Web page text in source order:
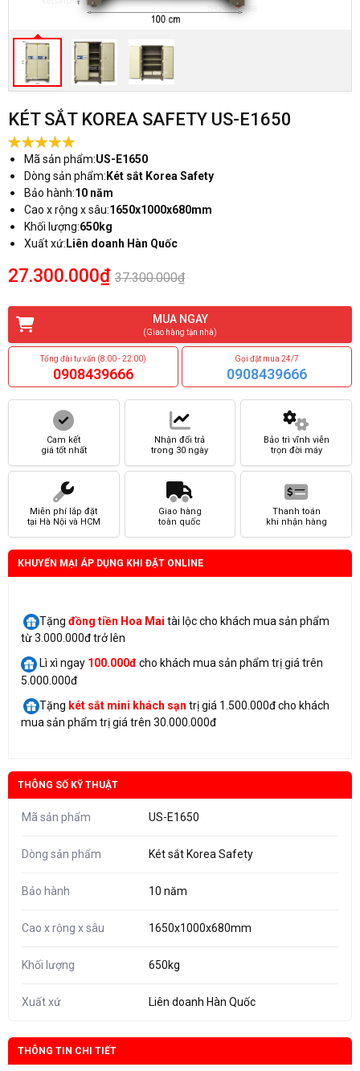
KÉT SẮT KOREA SAFETY US-E1650
Mã sản phẩm:US-E1650
Dòng sản phẩm: Két sắt Korea Safety
Bảo hành:10 năm
Cao x rộng x sâu:1650x1000x680mm
Khối lượng:650kg
Xuất xứ: Liên doanh Hàn Quốc
27.300.000₫ 37.300.000₫
MUA NGAY
(Giao hàng tận nhà)
Tổng đài tư vấn (8:00 - 22:00)
0908439666
Gọi đặt mua 24/7
0908439666
Cam kết
giá tốt nhất
Nhận đổi trả
trong 30 ngày
Bảo trì vĩnh viễn
trọn đời máy
Miễn phí lắp đặt
tại Hà Nội và HCM
Giao hàng
toàn quốc
Thanh toán
khi nhận hàng
KHUYẾN MẠI ÁP DỤNG KHI ĐẶT ONLINE
Tặng đồng tiền Hoa Mai tài lộc cho khách mua sản phẩm
từ 3.000.000đ trở lên
Lì xì ngay 100.000đcho khách mua sản phẩm trị giá trên
5.000.000đ
Tặng két sắt mini khách sạn trị giá 1.500.000đ cho khách
mua sản phẩm trị giá trên 30.000.000đ
THÔNG TIN CHI TIẾT
THÔNG SỐ KỸ THUẬT
Mã sản phẩm US-E1650
Dòng sản phẩm Két sắt Korea Safety
Bảo hành 10 năm
Cao x rộng x sâu 1650x1000x680mm
Khối lượng 650kg
Xuất xứ Liên doanh Hàn Quốc